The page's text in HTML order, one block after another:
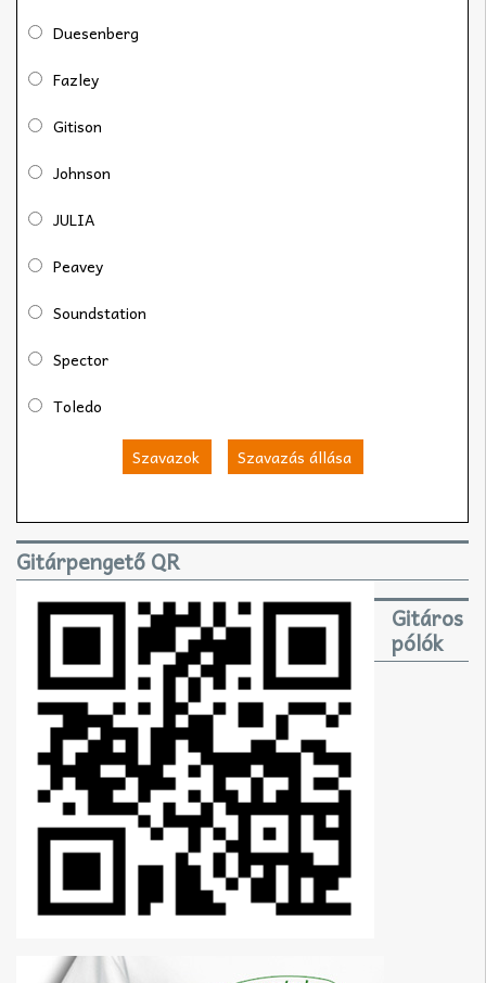
Duesenberg
Fazley
Gitison
Johnson
JULIA
Peavey
Soundstation
Spector
Toledo
Szavazok Szavazás állása
Gitárpengető QR
Gitáros
pólók